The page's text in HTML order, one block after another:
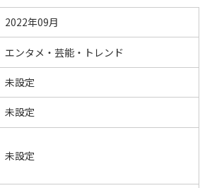
2022年09月
エンタメ・芸能・トレンド
未設定
未設定
未設定